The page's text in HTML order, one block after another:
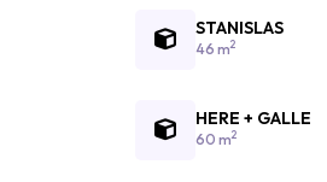
STANISLAS
46 m2
HERE + GALLE
60 m2